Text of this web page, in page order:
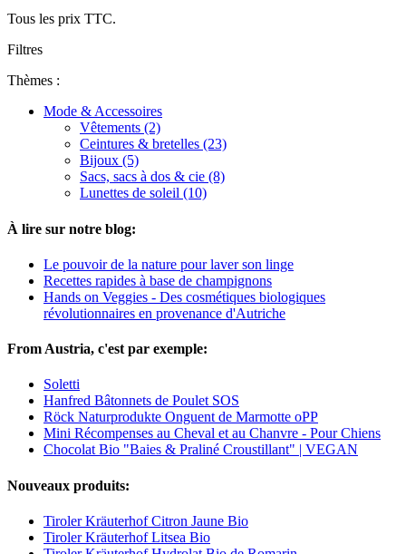
Tous les prix TTC.
Filtres
Thèmes :
Mode & Accessoires
Vêtements (2)
Ceintures & bretelles (23)
Bijoux (5)
Sacs, sacs à dos & cie (8)
Lunettes de soleil (10)
À lire sur notre blog:
Le pouvoir de la nature pour laver son linge
Recettes rapides à base de champignons
Hands on Veggies - Des cosmétiques biologiques
révolutionnaires en provenance d'Autriche
From Austria, c'est par exemple:
Soletti
Hanfred Bâtonnets de Poulet SOS
Röck Naturprodukte Onguent de Marmotte oPP
Mini Récompenses au Cheval et au Chanvre - Pour Chiens
Chocolat Bio "Baies & Praliné Croustillant" | VEGAN
Nouveaux produits:
Tiroler Kräuterhof Citron Jaune Bio
Tiroler Kräuterhof Litsea Bio